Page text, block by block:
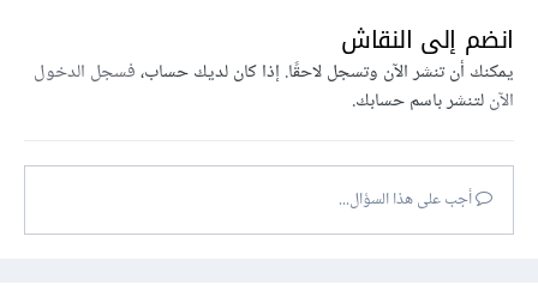
انضم إلى النقاش
يمكنك أن تنشر الآن وتسجل لاحقًا. إذا كان لديك حساب،فسجل الدخول
الآنلتنشر باسم حسابك.
أجب على هذا السؤال...